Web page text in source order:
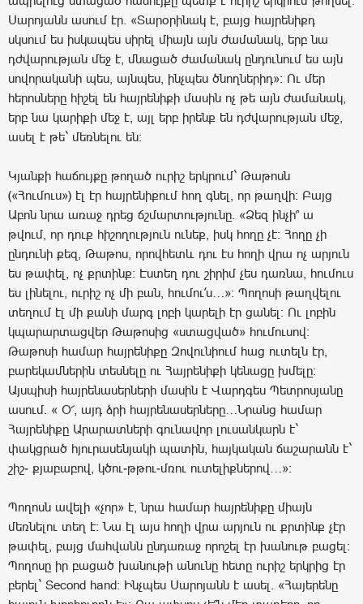
Սարոյանն ասում էր. «Տարօրինակ է, բայց հայրենիքդ
սկսում ես իսկապես սիրել միայն այն ժամանակ, երբ նա
դժվարության մեջ է, մնացած ժամանակ ընդունում ես այն
սովորականի պես, այնպես, ինչպես ծնողներիդ»։ Ու մեր
հերոսները հիշել են հայրենիքի մասին ոչ թե այն ժամանակ,
երբ նա կարիքի մեջ է, այլ երբ իրենք են դժվարության մեջ,
ասել է թե` մեռնելու են։
Կյանքի հաճույքը թողած ուրիշ երկրում` Թաթոսն
(«Հումուս») էլ էր հայրենիքում հող գնել, որ թաղվի։ Բայց
Աբոն նրա առաջ դրեց ճշմարտությունը. «Ձեզ ինչի՞ ա
թվում, որ դուք հիշողություն ունեք, իսկ հողը չէ։ Հողը չի
ընդունի քեզ, Թաթոս, որովհետև դու էս հողի վրա ոչ արյուն
ես թափել, ոչ քրտինք։ Էստեղ դու շիրիմ չես դառնա, հումուս
ես լինելու, ուրիշ ոչ մի բան, հումու՛ս…»։ Պողոսի թաղվելու
տեղում էլ մի քանի մարգ լոբի կարելի էր ցանել։ Ու լոբին
կպարարտացվեր Թաթոսից «ստացված» հումուսով։
Թաթոսի համար հայրենիքը Զովունիում հաց ուտելն էր,
բարեկամներին տեսնելը ու Հայրենիքի կենացը խմելը։
Այսպիսի հայրենասերների մասին է Վարդգես Պետրոսյանը
ասում. « Օ՜, այդ ձրի հայրենասերները…Նրանց համար
Հայրենիքը Արարատների գունավոր լուսանկարն է`
փակցրած հյուրասենյակի պատին, հայկական ճաշարանն է`
շիշ- քյաբաբով, կծու-թթու-մռու ուտելիքներով…»։
Պողոսն ավելի «չոր» է, նրա համար հայրենիքը միայն
մեռնելու տեղ է։ Նա էլ այս հողի վրա արյուն ու քրտինք չէր
թափել, բայց մահվանն ընդառաջ որոշել էր խանութ բացել։
Պողոսը իր բացած խանութի անունը հետը ուրիշ երկրից էր
բերել` Second hand։ Ինչպես Սարոյանն է ասել. «Հայերենը